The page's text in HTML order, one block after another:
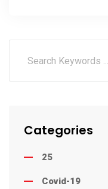
Categories
25
Covid-19